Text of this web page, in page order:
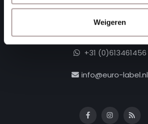
Weigeren
Moerdijk Nederland
+31 (0)613461456
info@euro-label.nl